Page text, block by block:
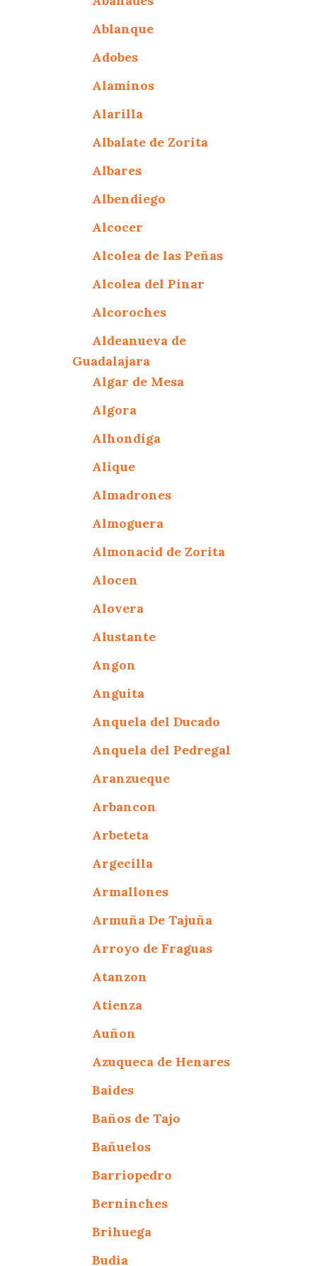
Ablanque
Adobes
Alaminos
Alarilla
Albalate de Zorita
Albares
Albendiego
Alcocer
Alcolea de las Peñas
Alcolea del Pinar
Alcoroches
Aldeanueva de
Guadalajara
Algar de Mesa
Algora
Alhondiga
Alique
Almadrones
Almoguera
Almonacid de Zorita
Alocen
Alovera
Alustante
Angon
Anguita
Anquela del Ducado
Anquela del Pedregal
Aranzueque
Arbancon
Arbeteta
Argecilla
Armallones
Armuña De Tajuña
Arroyo de Fraguas
Atanzon
Atienza
Auñon
Azuqueca de Henares
Baides
Baños de Tajo
Bañuelos
Barriopedro
Berninches
Brihuega
Budia